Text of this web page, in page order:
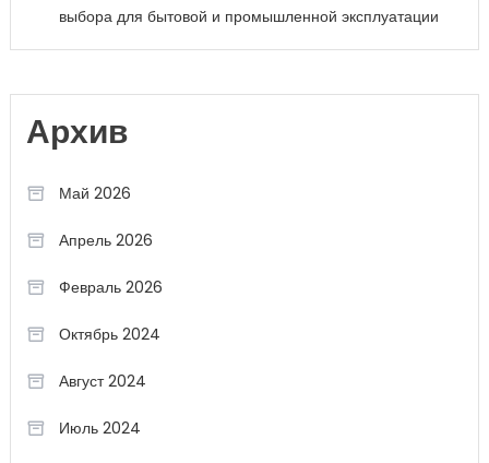
выбора для бытовой и промышленной эксплуатации
Архив
Май 2026
Апрель 2026
Февраль 2026
Октябрь 2024
Август 2024
Июль 2024